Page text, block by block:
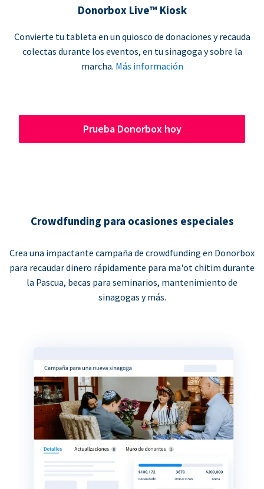
Donorbox Live™ Kiosk
Convierte tu tableta en un quiosco de donaciones y recauda
colectas durante los eventos, en tu sinagoga y sobre la
marcha. Más información
Prueba Donorbox hoy
Crowdfunding para ocasiones especiales
Crea una impactante campaña de crowdfunding en Donorbox
para recaudar dinero rápidamente para ma'ot chitim durante
la Pascua, becas para seminarios, mantenimiento de
sinagogas y más.